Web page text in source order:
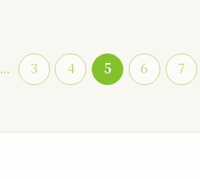
... 3 4 5 6 7